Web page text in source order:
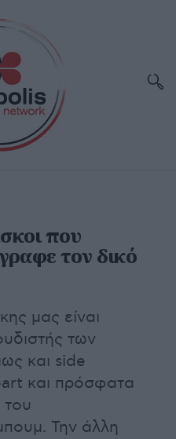
που
τον δικό
μας είναι
των
και side
και πρόσφατα
Την άλλη